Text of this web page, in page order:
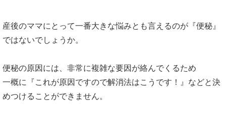
産後のママにとって一番大きな悩みとも言えるのが『便秘』
ではないでしょうか。
便秘の原因には、非常に複雑な要因が絡んでくるため
一概に『これが原因ですので解消法はこうです！』などと決
めつけることができません。